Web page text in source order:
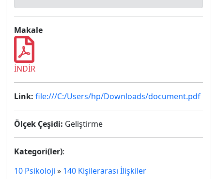
Makale
İNDİR
Link: file:///C:/Users/hp/Downloads/document.pdf
Ölçek Çeşidi: Geliştirme
Kategori(ler):
10 Psikoloji » 140 Kişilerarası İlişkiler